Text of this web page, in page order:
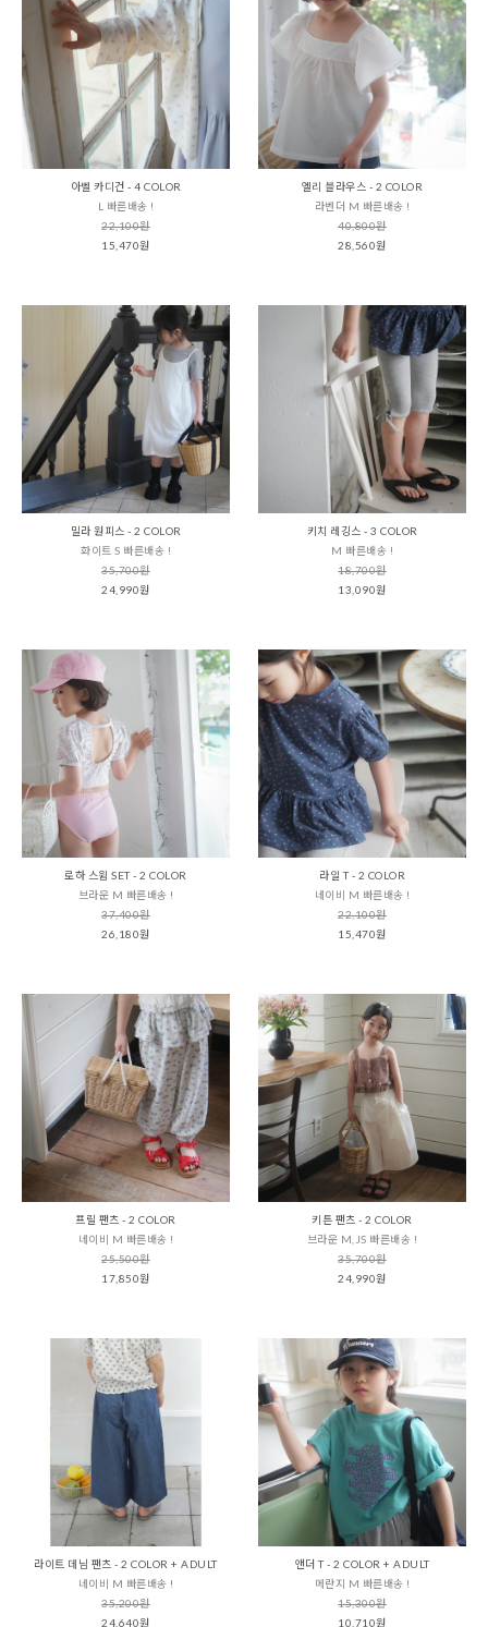
아벨 카디건 - 4 COLOR
L 빠른배송 !
22,100원
15,470원
엘리 블라우스 - 2 COLOR
라벤더 M 빠른배송 !
40,800원
28,560원
밀라 원피스 - 2 COLOR
화이트 S 빠른배송 !
35,700원
24,990원
키치 레깅스 - 3 COLOR
M 빠른배송 !
18,700원
13,090원
로하 스윔 SET - 2 COLOR
브라운 M 빠른배송 !
37,400원
26,180원
라일 T - 2 COLOR
네이비 M 빠른배송 !
22,100원
15,470원
프릴 팬츠 - 2 COLOR
네이비 M 빠른배송 !
25,500원
17,850원
키튼 팬츠 - 2 COLOR
브라운 M,JS 빠른배송 !
35,700원
24,990원
라이트 데님 팬츠 - 2 COLOR + ADULT
네이비 M 빠른배송 !
35,200원
24,640원
앤더 T - 2 COLOR + ADULT
메란지 M 빠른배송 !
15,300원
10,710원